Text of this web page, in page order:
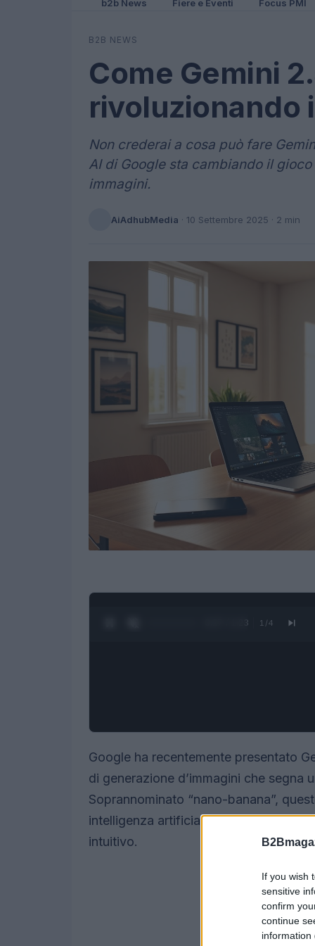
If you wish
sensitive
confirm
continue
information
b2b News Fiere e Eventi Focus PMI
B2B NEWS
Come Gemini
rivoluzionando
Non crederai a cosa può fare
AI di Google sta cambiando il
immagini.
AiAdhubMedia · 10 Settembre 2025 · 2 min
0:28 / 1:23 1 /4
Google ha recentemente presentato
di generazione d’immagini che segna
Soprannominato “nano-banana”,
intelligenza artificiale, rendendo la
intuitivo.